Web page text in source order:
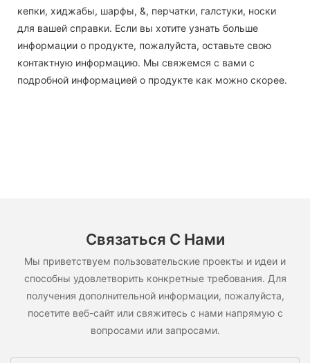
кепки, хиджабы, шарфы, &, перчатки, галстуки, носки
для вашей справки. Если вы хотите узнать больше
информации о продукте, пожалуйста, оставьте свою
контактную информацию. Мы свяжемся с вами с
подробной информацией о продукте как можно скорее.
Связаться С Нами
Мы приветствуем пользовательские проекты и идеи и
способны удовлетворить конкретные требования. Для
получения дополнительной информации, пожалуйста,
посетите веб-сайт или свяжитесь с нами напрямую с
вопросами или запросами.